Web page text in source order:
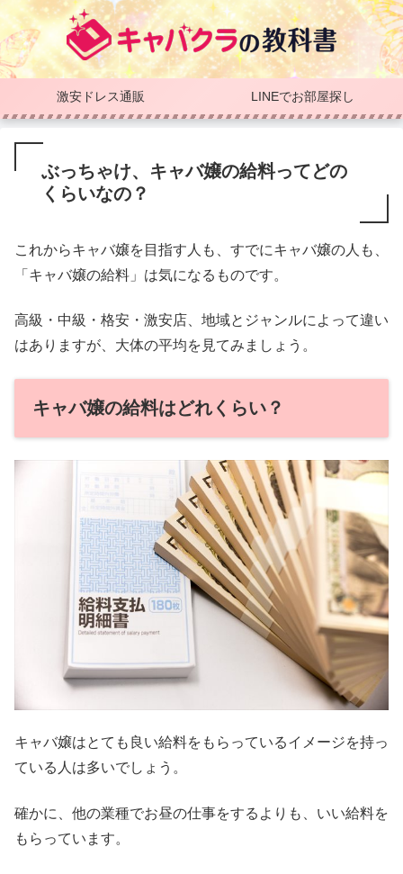
激安ドレス通販 LINEでお部屋探し
ぶっちゃけ、キャバ嬢の給料ってどの
くらいなの？
これからキャバ嬢を目指す人も、すでにキャバ嬢の人も、
「キャバ嬢の給料」は気になるものです。
高級・中級・格安・激安店、地域とジャンルによって違い
はありますが、大体の平均を見てみましょう。
キャバ嬢の給料はどれくらい？
キャバ嬢はとても良い給料をもらっているイメージを持っ
ている人は多いでしょう。
確かに、他の業種でお昼の仕事をするよりも、いい給料を
もらっています。